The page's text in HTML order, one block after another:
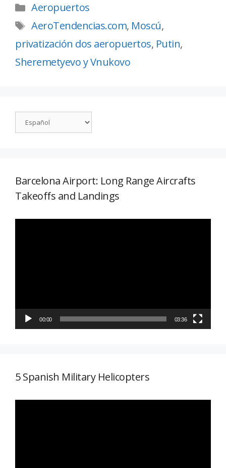
Aeropuertos
AeroTendencias.com, Moscú,
privatización dos aeropuertos, Putin,
Sheremetyevo y Vnukovo
Barcelona Airport: Long Range Aircrafts
Takeoffs and Landings
00:00 03:36
5 Spanish Military Helicopters